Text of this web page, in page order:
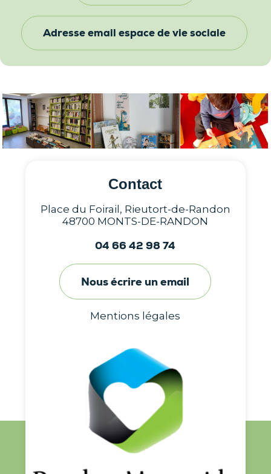
Adresse email espace de vie sociale
Contact
Place du Foirail, Rieutort-de-Randon
48700 MONTS-DE-RANDON
04 66 42 98 74
Nous écrire un email
Mentions légales